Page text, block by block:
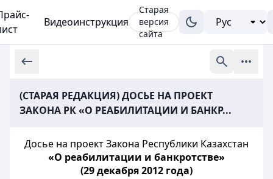
Видеоинструкция
Старая
версия
сайта
(СТАРАЯ РЕДАКЦИЯ) ДОСЬЕ НА ПРОЕКТ
ЗАКОНА РК «О РЕАБИЛИТАЦИИ И БАНКР...
Досье на проект Закона Республики Казахстан
«О реабилитации и банкротстве»
(29 декабря 2012 года)